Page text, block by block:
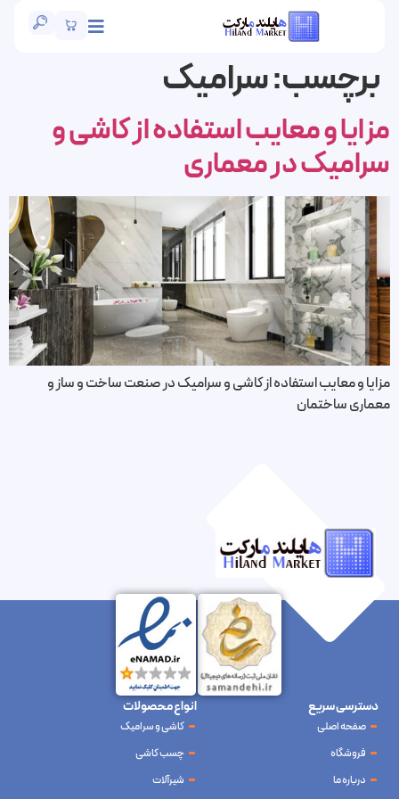
برچسب:سرامیک
و معایب استفاده از کاشی و
در معماری
و معایب استفاده از کاشی و سرامیک در صنعت ساخت و ساز و
ساختمان
دسترسی سریع
صفحه اصلی
فروشگاه
درباره ما
انواع محصولات
کاشی و سرامیک
چسب کاشی
شیرآلات